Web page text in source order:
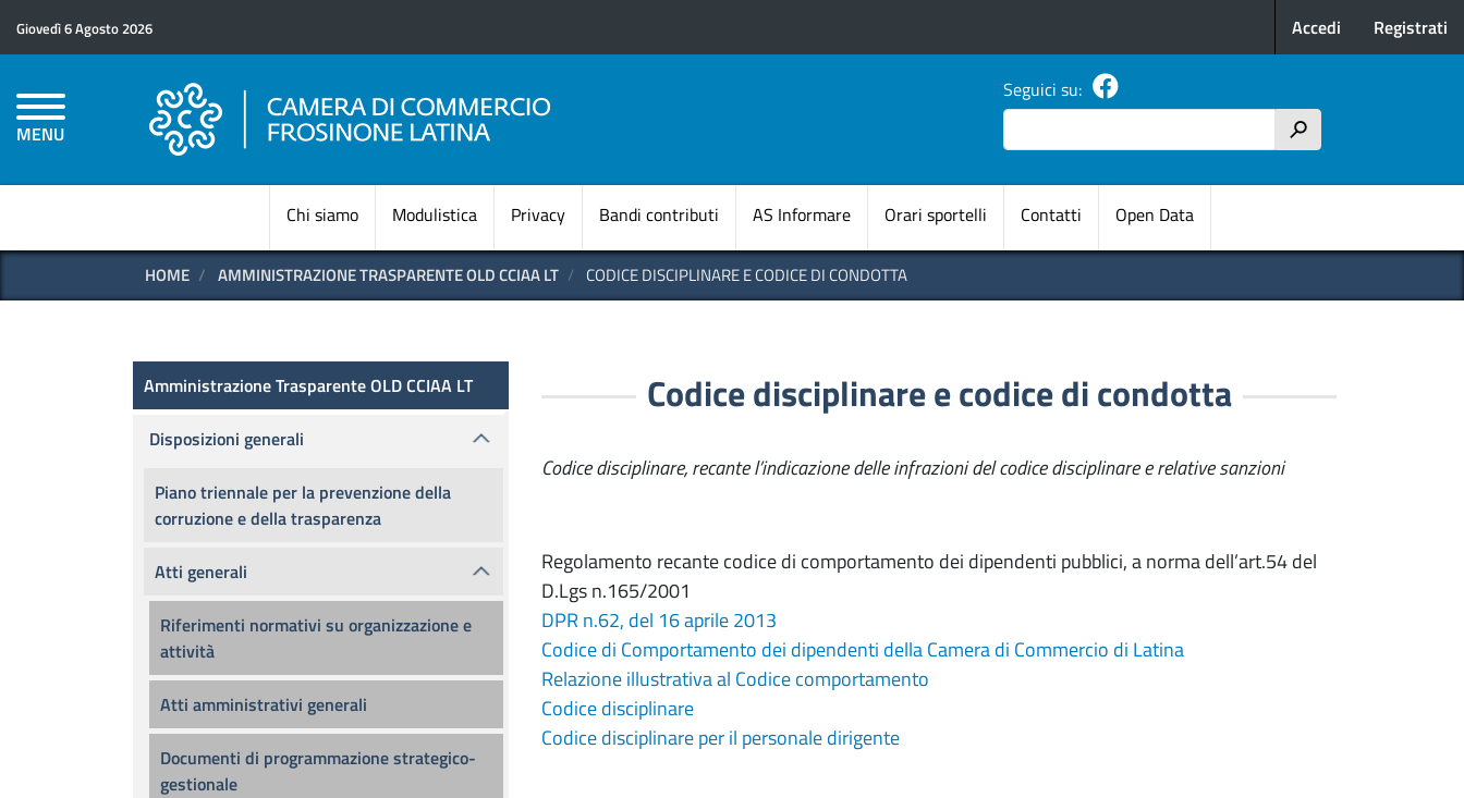
Giovedì 6 Agosto 2026 Menu profilo
Accedi Registrati
MENU
Seguici su:
Cerca
h
Navigazione principale
Chi siamo Modulistica Privacy Bandi contributi AS Informare Orari sportelli Contatti Open Data
HOME AMMINISTRAZIONE TRASPARENTE OLD CCIAA LT CODICE DISCIPLINARE E CODICE DI CONDOTTA
Codice disciplinare e codice di condotta
Codice disciplinare, recante l’indicazione delle infrazioni del codice disciplinare e relative sanzioni
Regolamento recante codice di comportamento dei dipendenti pubblici, a norma dell’art.54 del
D.Lgs n.165/2001
DPR n.62, del 16 aprile 2013
Codice di Comportamento dei dipendenti della Camera di Commercio di Latina
Relazione illustrativa al Codice comportamento
Codice disciplinare
Codice disciplinare per il personale dirigente
Amministrazione Trasparente OLD
Amministrazione Trasparente OLD CCIAA LT
Disposizioni generali
Piano triennale per la prevenzione della
corruzione e della trasparenza
Atti generali
Riferimenti normativi su organizzazione e
attività
Atti amministrativi generali
Documenti di programmazione strategico-
gestionale